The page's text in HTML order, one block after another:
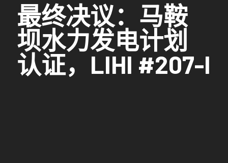
最终决议：马鞍
坝水力发电计划
认证，LIHI #207-I